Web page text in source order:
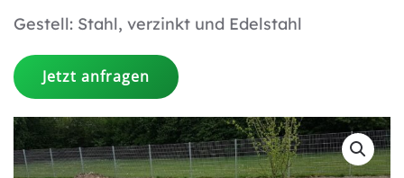
Gestell: Stahl, verzinkt und Edelstahl
Jetzt anfragen